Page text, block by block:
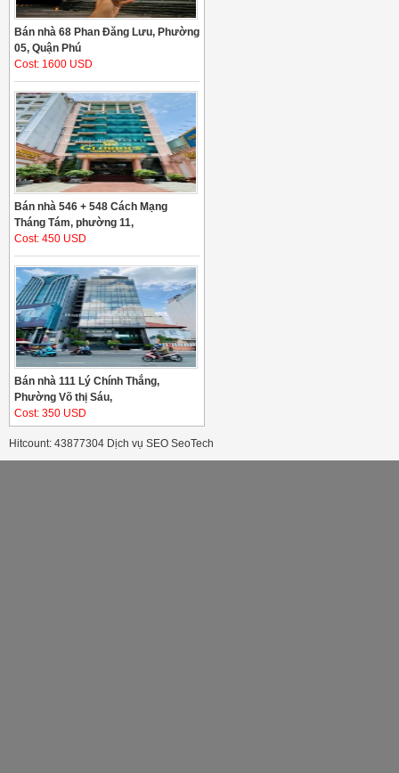
Bán nhà 68 Phan Đăng Lưu, Phường
05, Quận Phú
Cost: 1600 USD
Bán nhà 546 + 548 Cách Mạng
Tháng Tám, phường 11,
Cost: 450 USD
Bán nhà 111 Lý Chính Thắng,
Phường Võ thị Sáu,
Cost: 350 USD
Hitcount: 43877304 Dịch vụ SEO SeoTech